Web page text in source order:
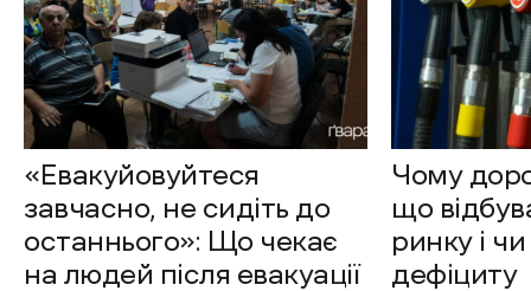
«Евакуйовуйтеся
завчасно, не сидіть до
останнього»: Що чекає
на людей після евакуації
Чому
що
ринку і
дефіциту